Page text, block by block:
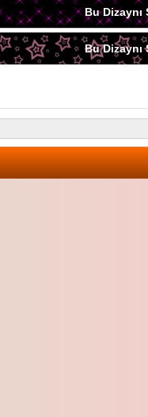
Bu Dizaynı
Bu Dizaynı